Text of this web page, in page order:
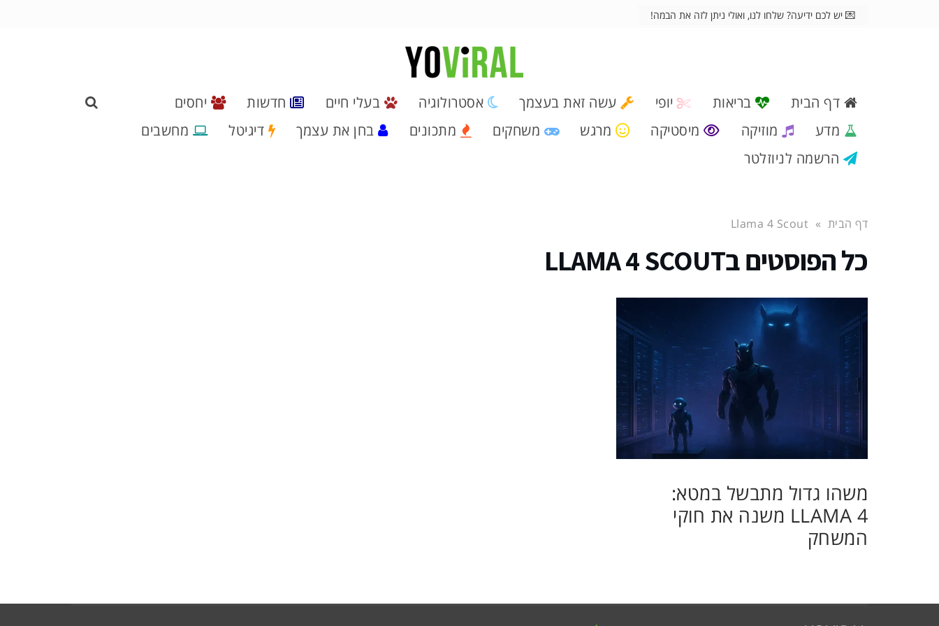
💌 יש לכם ידיעה? שלחו לנו, ואולי ניתן לזה את הבמה!
דף הבית בריאות יופי עשה זאת בעצמך אסטרולוגיה בעלי חיים חדשות
יחסים
מדע
מוזיקה מיסטיקה מרגש משחקים מתכונים בחן את עצמך דיגיטל
מחשבים
הרשמה לניוזלטר
דף הבית »
Llama 4 Scout
כל הפוסטים בLLAMA 4 SCOUT
משהו גדול מתבשל במטא:
LLAMA 4 משנה את חוקי
המשחק